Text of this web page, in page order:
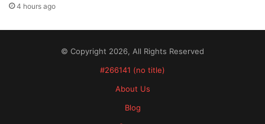
4 hours ago
© Copyright 2026, All Rights Reserved
#266141 (no title)
About Us
Blog